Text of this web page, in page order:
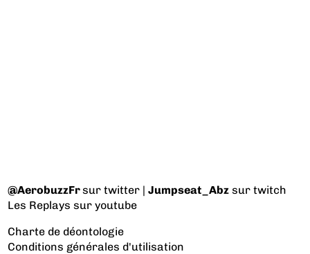
@AerobuzzFrsur twitter |Jumpseat_Abz sur twitch
Les Replays sur youtube
Charte de déontologie
Conditions générales d'utilisation